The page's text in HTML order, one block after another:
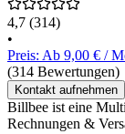
4,7 (314)
•
Preis: Ab 9,00 € /
(314 Bewertungen)
Kontakt aufnehmen
Billbee ist eine
Rechnungen &